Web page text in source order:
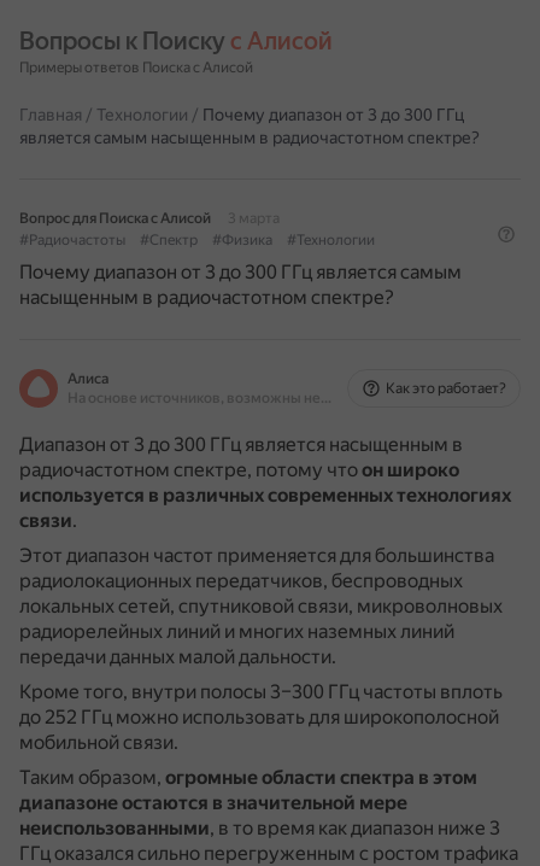
Вопросы к Поиску с Алисой
Примеры ответов Поиска с Алисой
Главная / Технологии / Почему диапазон от 3 до 300 ГГц
является самым насыщенным в радиочастотном спектре?
Вопрос для Поиска с Алисой
3 марта
#Радиочастоты
#Спектр #Физика #Технологии
Почему диапазон от 3 до 300 ГГц является самым
насыщенным в радиочастотном спектре?
Алиса
На основе источников, возможны неточности
Как это работает?
Диапазон от 3 до 300 ГГц является насыщенным в
радиочастотном спектре, потому чтоон широко
используется в различных современных технологиях
связи.
Этот диапазон частот применяется для большинства
радиолокационных передатчиков, беспроводных
локальных сетей, спутниковой связи, микроволновых
радиорелейных линий и многих наземных линий
передачи данных малой дальности.
Кроме того, внутри полосы 3–300 ГГц частоты вплоть
до 252 ГГц можно использовать для широкополосной
мобильной связи.
Таким образом, огромные области спектра в этом
диапазоне остаются в значительной мере
неиспользованными, в то время как диапазон ниже 3
ГГц оказался сильно перегруженным с ростом трафика